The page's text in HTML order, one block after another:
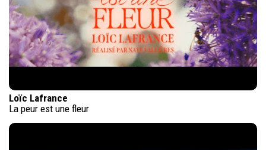
Loïc Lafrance
La peur est une fleur